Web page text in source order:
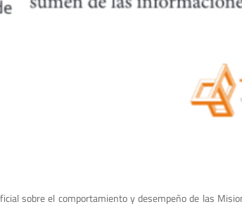
sobre el comportamiento y desempeño de las